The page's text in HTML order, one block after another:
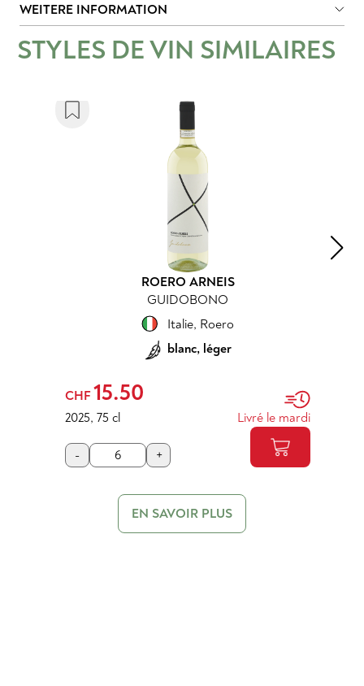
WEITERE INFORMATION
STYLES DE VIN SIMILAIRES
ROERO ARNEIS
GUIDOBONO
Italie, Roero
blanc, léger
CHF 15.50
2025, 75 cl Livré le mardi
- +
EN SAVOIR PLUS